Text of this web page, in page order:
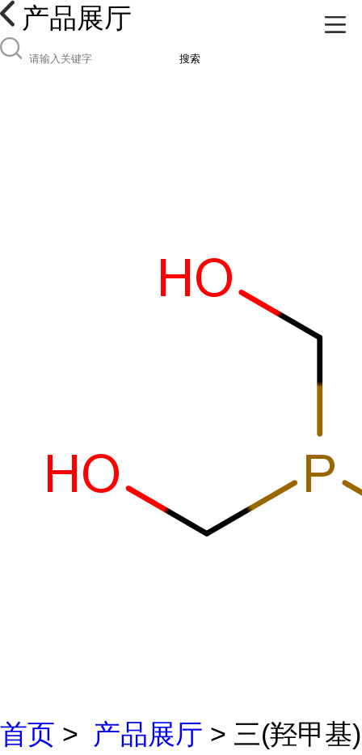
产品展厅
搜索
首页 > 产品展厅 > 三(羟甲基)